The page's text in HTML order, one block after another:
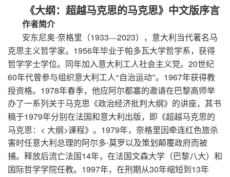
《大纲：超越马克思的马克思》中文版序言
作者简介
安东尼奥·奈格里（1933—2023），意大利当代著名马
克思主义哲学家。 1956年毕业于帕多瓦大学哲学系，获得
哲学学士学位。同年加入意大利工人社会主义党。 20世纪
60年代曾参与组织意大利工人“自治运动”。 1967年获得教
授资格。 1978年春季，他应阿尔都塞的邀请在巴黎高师举
办了一系列关于马克思《政治经济批判大纲》的讲座，其书
稿于1979年分别在法国和意大利出版，即《超越马克思的
马克思：
< 大纲 >课程》。 1979年，奈格里因牵连红色旅杀
害时任意大利总理的阿尔多·莫罗以及策划颠覆政府而被
捕。释放后流亡法国 14年，在法国文森大学（巴黎八大）和
国际哲学学院任教。 1997年，在刑期从30年缩短到 13年